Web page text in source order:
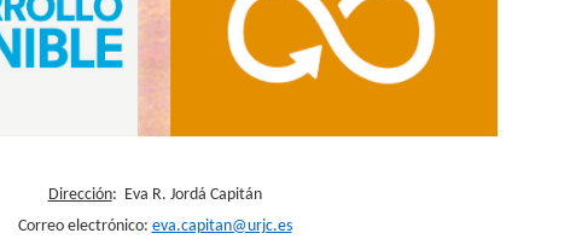
Dirección: Eva R. Jordá Capitán
Correo electrónico: eva.capitan@urjc.es